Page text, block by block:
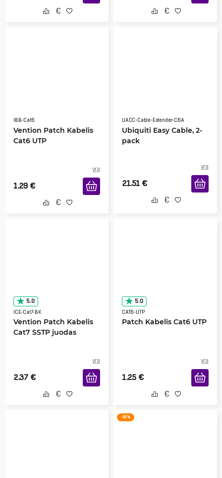
IBB-Cat6
Vention Patch Kabelis
Cat6 UTP
yra
1.29 €
UACC-Cable-Extender-C6A
Ubiquiti Easy Cable, 2-
pack
yra
21.51 €
5.0
ICE-Cat7-BK
Vention Patch Kabelis
Cat7 SSTP juodas
yra
2.37 €
5.0
CAT6-UTP
Patch Kabelis Cat6 UTP
yra
1.25 €
-30 %